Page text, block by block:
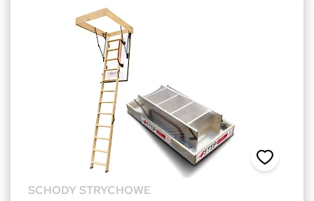
SCHODY STRYCHOWE